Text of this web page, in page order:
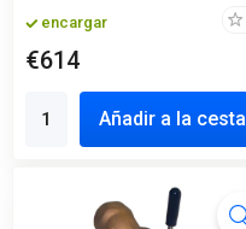
encargar
€614
Añadir a la cesta